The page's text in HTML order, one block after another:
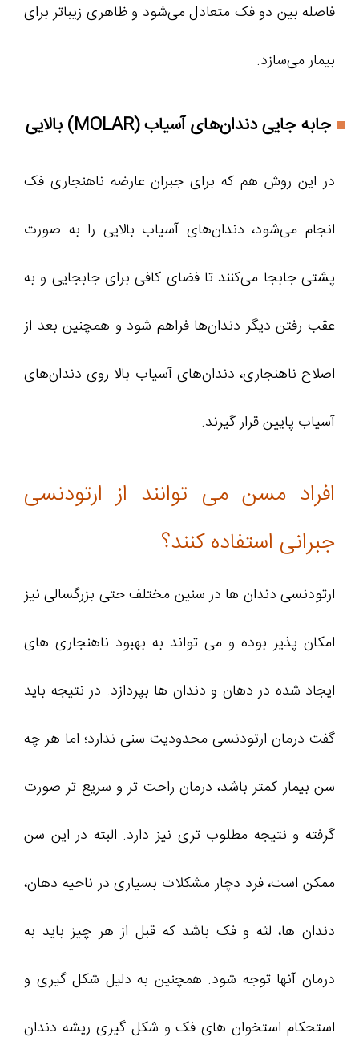
فاصله بین دو فک متعادل می‌شود و ظاهری زیباتر برای
بیمار می‌سازد.
جابه جایی دندان‌های آسیاب (MOLAR) بالایی
در این روش هم که برای جبران عارضه ناهنجاری فک
انجام می‌شود، دندان‌های آسیاب بالایی را به صورت
پشتی جابجا می‌کنند تا فضای کافی برای جابجایی و به
عقب رفتن دیگر دندان‌ها فراهم شود و همچنین بعد از
اصلاح ناهنجاری، دندان‌های آسیاب بالا روی دندان‌های
آسیاب پایین قرار گیرند.
افراد مسن می توانند از ارتودنسی
جبرانی استفاده کنند؟
ارتودنسی دندان ها در سنین مختلف حتی بزرگسالی نیز
امکان پذیر بوده و می تواند به بهبود ناهنجاری های
ایجاد شده در دهان و دندان ها بپردازد. در نتیجه باید
گفت درمان ارتودنسی محدودیت سنی ندارد؛ اما هر چه
سن بیمار کمتر باشد، درمان راحت تر و سریع تر صورت
گرفته و نتیجه مطلوب تری نیز دارد. البته در این سن
ممکن است، فرد دچار مشکلات بسیاری در ناحیه دهان،
دندان ها، لثه و فک باشد که قبل از هر چیز باید به
درمان آنها توجه شود. همچنین به دلیل شکل گیری و
استحکام استخوان های فک و شکل گیری ریشه دندان